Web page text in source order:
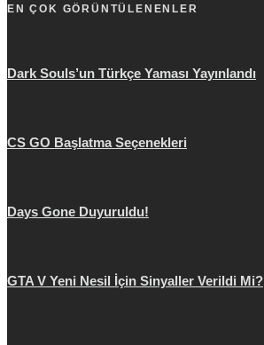
EN ÇOK GÖRÜNTÜLENENLER
Dark Souls’un Türkçe Yaması Yayınlandı
CS GO Başlatma Seçenekleri
Days Gone Duyuruldu!
GTA V Yeni Nesil İçin Sinyaller Verildi Mi?